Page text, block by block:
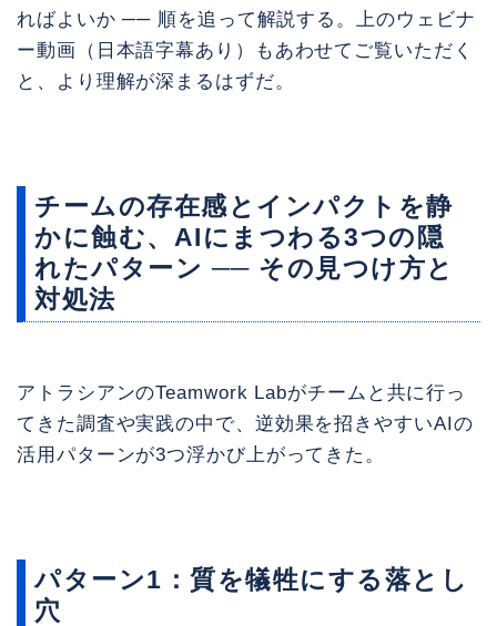
ればよいか ── 順を追って解説する。上のウェビナ
ー動画（日本語字幕あり）もあわせてご覧いただく
と、より理解が深まるはずだ。
チームの存在感とインパクトを静
かに蝕む、AIにまつわる3つの隠
れたパターン ── その見つけ方と
対処法
アトラシアンのTeamwork Labがチームと共に行っ
てきた調査や実践の中で、逆効果を招きやすいAIの
活用パターンが3つ浮かび上がってきた。
パターン1：質を犠牲にする落とし
穴